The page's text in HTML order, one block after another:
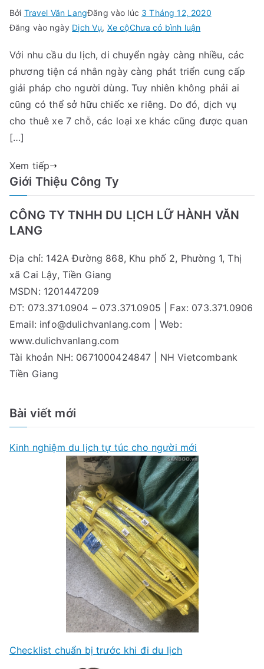
Bởi Travel Văn LangĐăng vào lúc 3 Tháng 12, 2020
Đăng vào ngày Dịch Vụ, Xe cộChưa có bình luậntrong
giá
thuê
xe
tháng
Kia
Sedona
Với nhu cầu du lịch, di chuyển ngày càng nhiều, các
phương tiện cá nhân ngày càng phát triển cung cấp
giải pháp cho người dùng. Tuy nhiên không phải ai
cũng có thể sở hữu chiếc xe riêng. Do đó, dịch vụ
cho thuê xe 7 chỗ, các loại xe khác cũng được quan
[…]
Xem tiếp
Giới Thiệu Công Ty
CÔNG TY TNHH DU LỊCH LỮ HÀNH VĂN
LANG
Địa chỉ: 142A Đường 868, Khu phố 2, Phường 1, Thị
xã Cai Lậy, Tiền Giang
MSDN: 1201447209
ĐT: 073.371.0904 – 073.371.0905 | Fax: 073.371.0906
Email: info@dulichvanlang.com | Web:
www.dulichvanlang.com
Tài khoản NH: 0671000424847 | NH Vietcombank
Tiền Giang
Bài viết mới
Kinh nghiệm du lịch tự túc cho người mới
Checklist chuẩn bị trước khi đi du lịch